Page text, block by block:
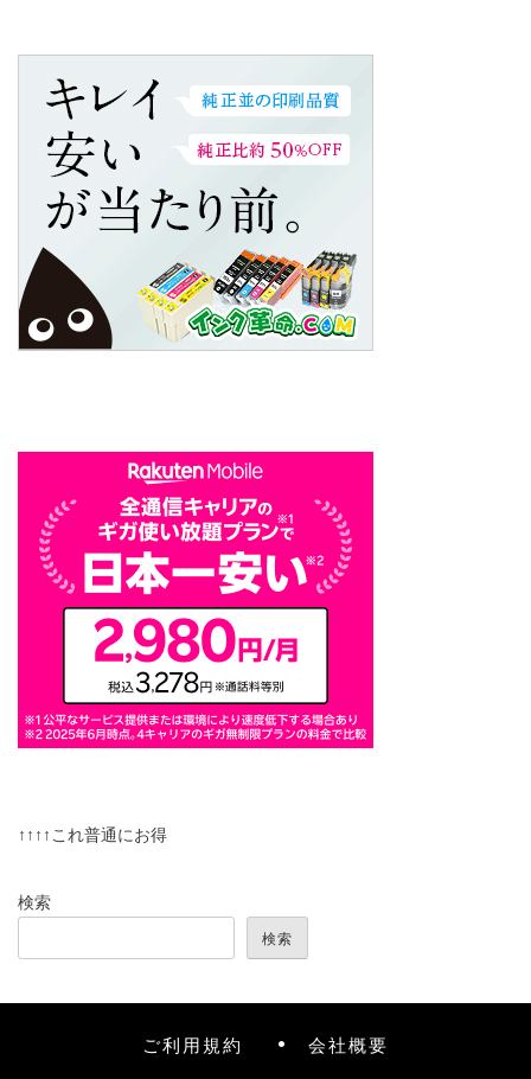
↑↑↑↑これ普通にお得
検索
検索
ご利用規約 会社概要